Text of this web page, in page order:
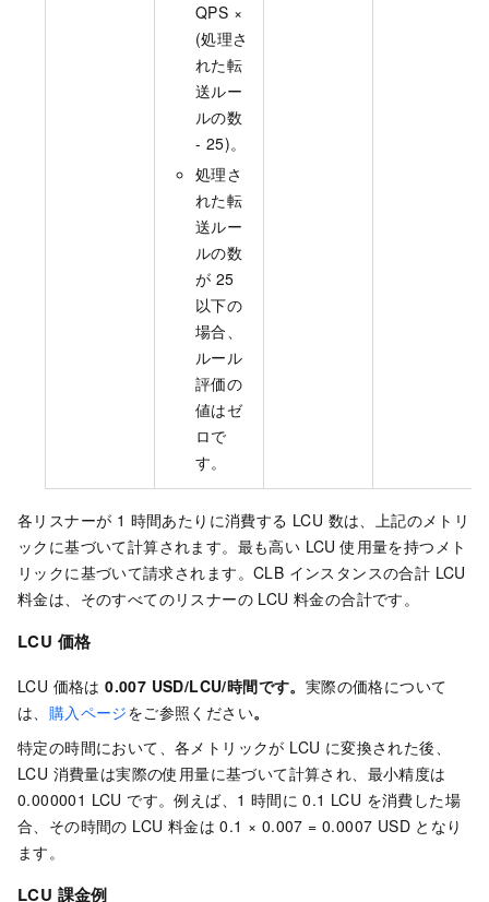
QPS ×
(処理さ
れた転
送ルー
ルの数
- 25)。
処理さ
れた転
送ルー
ルの数
が 25
以下の
場合、
ルール
評価の
値はゼ
ロで
す。
各リスナーが 1 時間あたりに消費する LCU 数は、上記のメトリ
ックに基づいて計算されます。最も高い LCU 使用量を持つメト
リックに基づいて請求されます。CLB インスタンスの合計 LCU
料金は、そのすべてのリスナーの LCU 料金の合計です。
LCU 価格
LCU 価格は0.007 USD/LCU/時間です。 実際の価格について
は、 購入ページをご参照ください。
特定の時間において、各メトリックが LCU に変換された後、
LCU 消費量は実際の使用量に基づいて計算され、最小精度は
0.000001 LCU です。例えば、1 時間に 0.1 LCU を消費した場
合、その時間の LCU 料金は0.1 × 0.007 = 0.0007 USD となり
ます。
LCU 課金例